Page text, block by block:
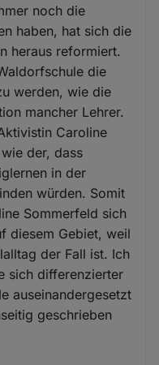
noch die
haben, hat sich die
heraus reformiert.
die
werden, wie die
mancher Lehrer.
Caroline
der, dass
in der
würden. Somit
Sommerfeld sich
diesem Gebiet, weil
der Fall ist. Ich
sich differenzierter
auseinandergesetzt
geschrieben